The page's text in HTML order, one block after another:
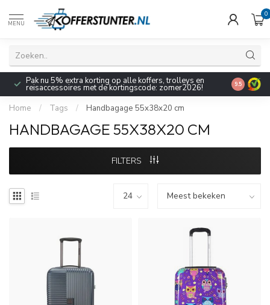
MENU
0
Pak nu 5% extra korting op alle koffers, trolleys en
reisaccessoires met de kortingscode: zomer2026! 9.5
Home / Tags / Handbagage 55x38x20 cm
HANDBAGAGE 55X38X20 CM
FILTERS